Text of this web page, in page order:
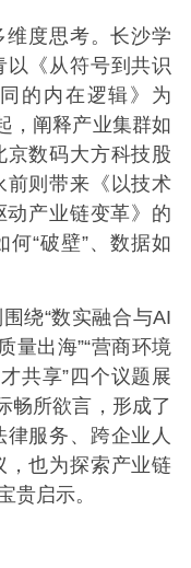
维度思考。长沙学
《从符号到共识
的内在逻辑》为
，阐释产业集群如
数码大方科技股
前则带来《以技术
产业链变革》的
“破壁”、数据如
绕“数实融合与AI
量出海”“营商环境
共享”四个议题展
畅所欲言，形成了
服务、跨企业人
，也为探索产业链
贵启示。